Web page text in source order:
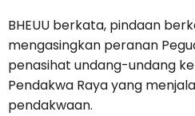
BHEUU berkata, pindaan
mengasingkan peranan
penasihat undang-undang
Pendakwa Raya yang
pendakwaan.